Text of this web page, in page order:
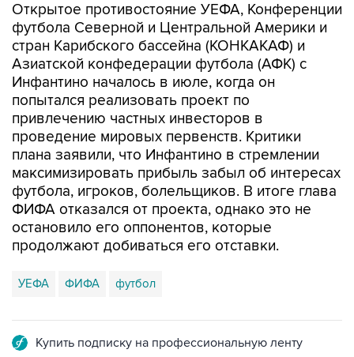
Открытое противостояние УЕФА, Конференции
футбола Северной и Центральной Америки и
стран Карибского бассейна (КОНКАКАФ) и
Азиатской конфедерации футбола (АФК) с
Инфантино началось в июле, когда он
попытался реализовать проект по
привлечению частных инвесторов в
проведение мировых первенств. Критики
плана заявили, что Инфантино в стремлении
максимизировать прибыль забыл об интересах
футбола, игроков, болельщиков. В итоге глава
ФИФА отказался от проекта, однако это не
остановило его оппонентов, которые
продолжают добиваться его отставки.
УЕФА ФИФА футбол
Купить подписку на профессиональную ленту